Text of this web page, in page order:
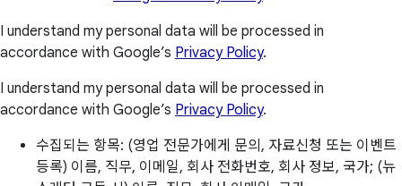
I understand my personal data will be processed in
accordance with Google’s Privacy Policy.
I understand my personal data will be processed in
accordance with Google’s Privacy Policy.
수집되는 항목: (영업 전문가에게 문의, 자료신청 또는 이벤트
등록) 이름, 직무, 이메일, 회사 전화번호, 회사 정보, 국가; (뉴